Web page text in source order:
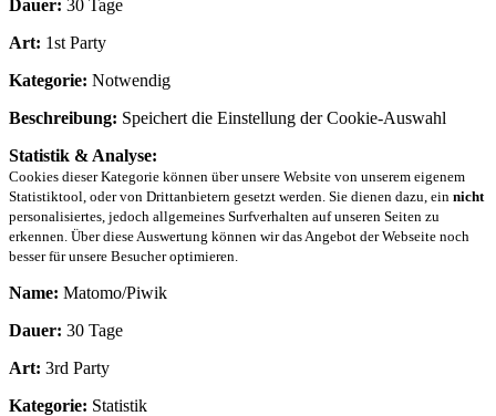
Dauer: 30 Tage
Art: 1st Party
Kategorie: Notwendig
Beschreibung: Speichert die Einstellung der Cookie-Auswahl
Statistik & Analyse:
Cookies dieser Kategorie können über unsere Website von unserem eigenem
Statistiktool, oder von Drittanbietern gesetzt werden. Sie dienen dazu, ein nicht
personalisiertes, jedoch allgemeines Surfverhalten auf unseren Seiten zu
erkennen. Über diese Auswertung können wir das Angebot der Webseite noch
besser für unsere Besucher optimieren.
Name: Matomo/Piwik
Dauer: 30 Tage
Art: 3rd Party
Kategorie: Statistik